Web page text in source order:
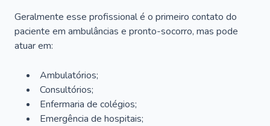
Geralmente esse profissional é o primeiro contato do
paciente em ambulâncias e pronto-socorro, mas pode
atuar em:
Ambulatórios;
Consultórios;
Enfermaria de colégios;
Emergência de hospitais;